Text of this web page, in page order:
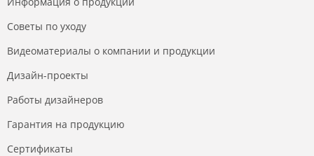
Советы по уходу
Видеоматериалы о компании и продукции
Дизайн-проекты
Работы дизайнеров
Гарантия на продукцию
Сертификаты